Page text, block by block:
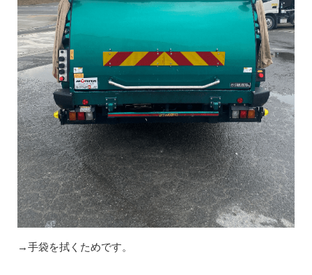
→手袋を拭くためです。